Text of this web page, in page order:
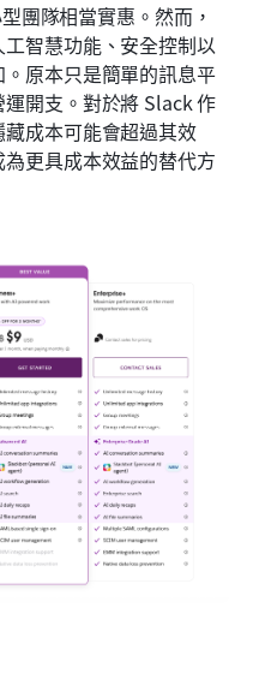
團隊相當實惠。然而，
智慧功能、安全控制以
原本只是簡單的訊息平
開支。對於將 Slack 作
成本可能會超過其效
更具成本效益的替代方